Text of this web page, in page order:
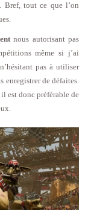
Bref, tout ce que l’on
nous autorisant pas
même si j’ai
pas à utiliser
enregistrer de défaites.
est donc préférable de